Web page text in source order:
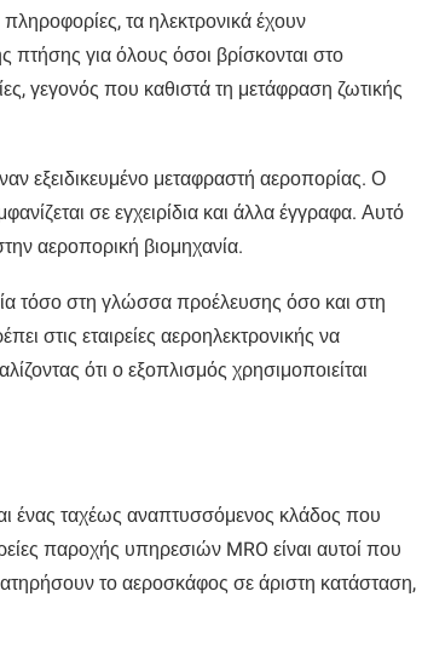
τα ηλεκτρονικά έχουν
πτήσης για όλους όσοι βρίσκονται στο
γεγονός που καθιστά τη μετάφραση ζωτικής
εξειδικευμένο μεταφραστή αεροπορίας. Ο
σε εγχειρίδια και άλλα έγγραφα. Αυτό
αεροπορική βιομηχανία.
τόσο στη γλώσσα προέλευσης όσο και στη
στις εταιρείες αεροηλεκτρονικής να
ότι ο εξοπλισμός χρησιμοποιείται
ένας ταχέως αναπτυσσόμενος κλάδος που
παροχής υπηρεσιών MRO είναι αυτοί που
το αεροσκάφος σε άριστη κατάσταση,